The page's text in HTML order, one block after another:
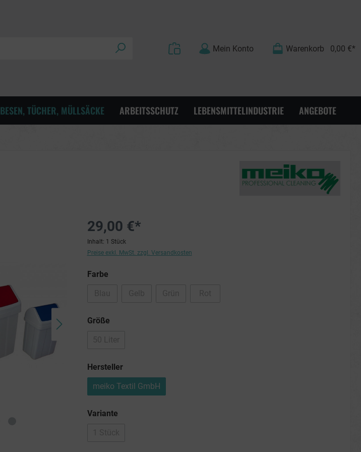
Mein Konto Warenkorb 0,00 €*
BESEN, TÜCHER, MÜLLSÄCKE ARBEITSSCHUTZ LEBENSMITTELINDUSTRIE ANGEBOTE
29,00 €*
Inhalt: 1 Stück
Preise exkl. MwSt. zzgl. Versandkosten
Farbeauswählen
Größeauswählen
Herstellerauswählen
meiko Textil GmbH
Varianteauswählen